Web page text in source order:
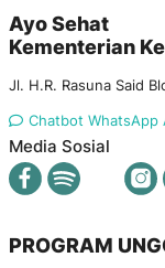
Ayo Sehat
Kementerian
Jl. H.R. Rasuna Said
Chatbot WhatsApp
Media Sosial
PROGRAM